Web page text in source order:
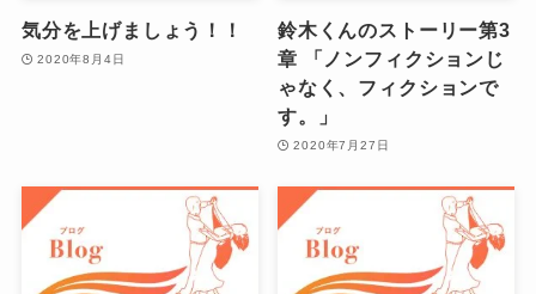
気分を上げましょう！！
2020年8月4日
鈴木くんのストーリー第3
章 「ノンフィクションじ
ゃなく、フィクションで
す。」
2020年7月27日